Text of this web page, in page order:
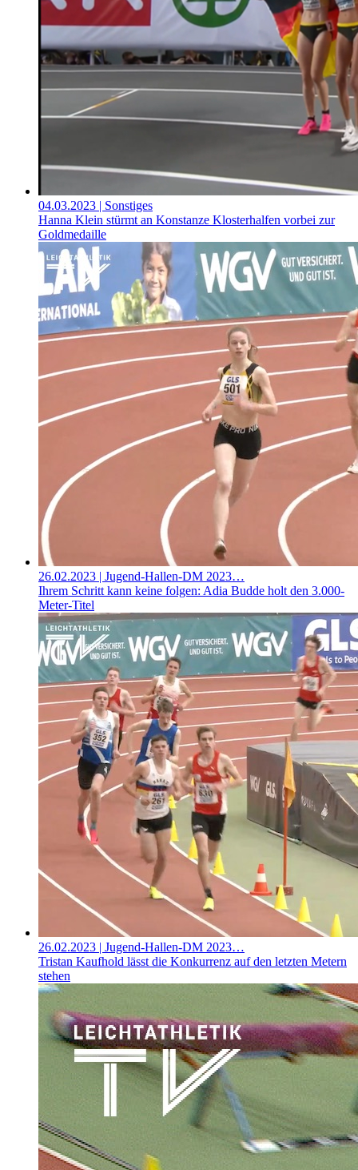
04.03.2023 | Sonstiges
Hanna Klein stürmt an Konstanze Klosterhalfen vorbei zur
Goldmedaille
26.02.2023 | Jugend-Hallen-DM 2023…
Ihrem Schritt kann keine folgen: Adia Budde holt den 3.000-
Meter-Titel
26.02.2023 | Jugend-Hallen-DM 2023…
Tristan Kaufhold lässt die Konkurrenz auf den letzten Metern
stehen